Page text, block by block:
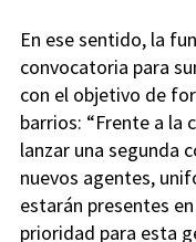
En ese sentido, la
convocatoria para
con el objetivo de
barrios: “Frente a la
lanzar una segunda
nuevos agentes,
estarán presentes
prioridad para esta